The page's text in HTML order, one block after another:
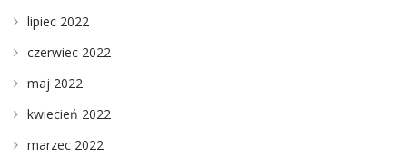
lipiec 2022
czerwiec 2022
maj 2022
kwiecień 2022
marzec 2022